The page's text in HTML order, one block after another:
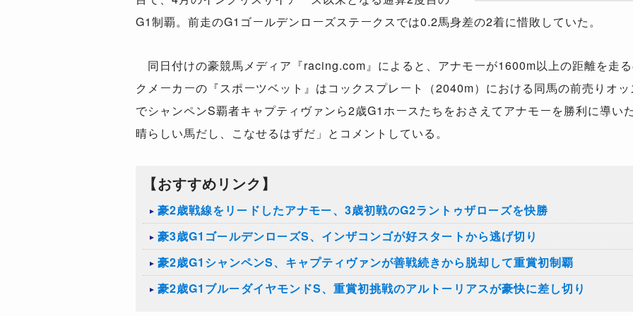
G1制覇。前走のG1ゴールデンローズステークスでは0.2馬身差の2着に惜敗していた。
同日付けの豪競馬メディア『racing.com』によると、アナモーが1600m以上の距離を走
クメーカーの『スポーツベット』はコックスプレート（2040m）における同馬の前売りオ
でシャンペンS覇者キャプティヴァンら2歳G1ホースたちをおさえてアナモーを勝利に導い
晴らしい馬だし、こなせるはずだ」とコメントしている。
【おすすめリンク】
豪2歳戦線をリードしたアナモー、3歳初戦のG2ラントゥザローズを快勝
豪3歳G1ゴールデンローズS、インザコンゴが好スタートから逃げ切り
豪2歳G1シャンペンS、キャプティヴァンが善戦続きから脱却して重賞初制覇
豪2歳G1ブルーダイヤモンドS、重賞初挑戦のアルトーリアスが豪快に差し切り